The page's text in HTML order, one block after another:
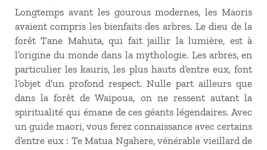
Longtemps avant les gourous modernes, les Maoris
avaient compris les bienfaits des arbres. Le dieu de la
forêt Tane Mahuta, qui fait jaillir la lumière, est à
l’origine du monde dans la mythologie. Les arbres, en
particulier les kauris, les plus hauts d’entre eux, font
l’objet d’un profond respect. Nulle part ailleurs que
dans la forêt de Waipoua, on ne ressent autant la
spiritualité qui émane de ces géants légendaires. Avec
un guide maori, vous ferez connaissance avec certains
d’entre eux : Te Matua Ngahere, vénérable vieillard de